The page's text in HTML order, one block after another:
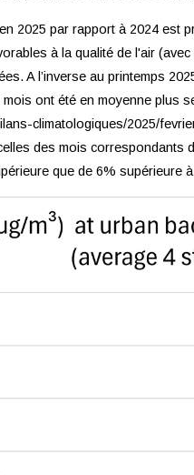
2025 par rapport à 2024 est
à la qualité de l'air
A l’inverse au printemps
ont été en moyenne plus
climatologiques/2025/
des mois
que de 6% supérieure